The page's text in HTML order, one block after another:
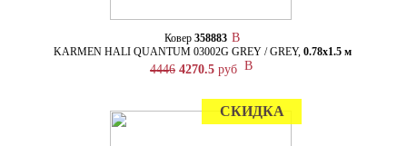
Ковер 358883
KARMEN HALI QUANTUM 03002G GREY / GREY, 0.78х1.5 м
4446 4270.5 руб
СКИДКА